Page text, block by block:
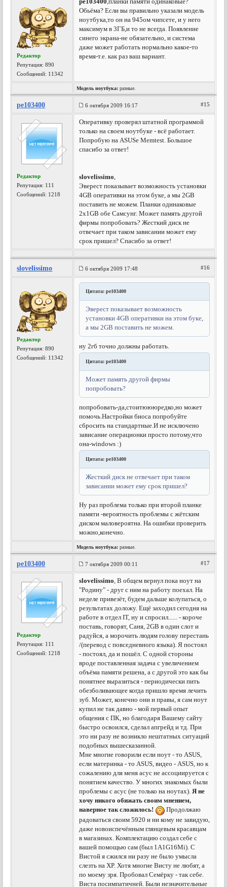
Редактор
Репутация:890
Сообщений: 11342
Обьёма? Если вы правильно указали модель
ноутбука,то он на 945ом чипсете, и у него
максимум в 3ГБ,и то не всегда. Появление
синего экрана-не обязательно, и система
даже может работать нормально какое-то
время-т.е. как раз ваш вариант.
Модель ноутбука: разные.
pe103400 6 октября 2009 16:17 #15
Редактор
Репутация: 111
Сообщений: 1218
Оперативку проверял штатной программой
только на своем ноутбуке - всё работает.
Попробую на ASUSe Memtest. Большое
спасибо за ответ!
slovelissimo,
Эверест показывает возможность установки
4GB оперативки на этом буке, а мы 2GB
поставить не можем. Планки одинаковые
2х1GB обе Самсунг. Может память другой
фирмы попробовать? Жесткий диск не
отвечает при таком зависании может ему
срок пришел? Спасибо за ответ!
slovelissimo 6 октября 2009 17:48 #16
Редактор
Репутация:890
Сообщений: 11342
Цитата: pe103400
Эверест показывает возможность
установки 4GB оперативки на этом буке,
а мы 2GB поставить не можем.
ну 2гб точно должны работать.
Цитата: pe103400
Может память другой фирмы
попробовать?
попробовать-да,стоитюююредко,но может
помочь.Настройки биоса попробуйте
сбросить на стандартные.И не исключено
зависание операционки просто потому,что
она-windows :)
Цитата: pe103400
Жесткий диск не отвечает при таком
зависании может ему срок пришел?
Ну раз проблема только при второй планке
памяти -вероятность проблемы с жётским
диском маловероятна. На ошибки проверить
можно,конечно.
Модель ноутбука: разные.
pe103400 7 октября 2009 00:11 #17
Редактор
Репутация: 111
Сообщений: 1218
slovelissimo, В общем вернул пока ноут на
"Родину" - друг с ним на работу поехал. На
неделе привезёт, будем дальше колупаться, о
результатах доложу. Ещё заходил сегодня на
работе в отдел IT, ну и спросил...... - короче
поставь, говорят, Саня, 2GB в один слот и
радуйся, а морочить людям голову перестань
/(перевод с повседневного языка). Я постоял
- постоял, да и пошёл. С одной стороны
вроде поставленная задача с увеличением
объёма памяти решена, а с другой это как бы
понятнее выразиться - периодически пить
обезболивающее когда пришло время лечить
зуб. Может, конечно они и правы, я сам ноут
купил не так давно - мой первый опыт
общения с ПК, но благодаря Вашему сайту
быстро освоился, сделал апгрейд и тд. При
это ни разу не возникло нештатных ситуаций
подобных вышесказанной.
Мне многие говорили если ноут - то ASUS,
если материнка - то ASUS, видео - ASUS, но к
сожалению для меня асус не ассоциируется с
понятием качество. У многих знакомых были
проблемы с асус (не только на ноутах).Я не
хочу никого обижать своим мнением,
наверное так сложилось!
Продолжаю
радоваться своим 5920 и ни кому не завидую,
даже новоиспечённым глянцевым красавцам
в магазинах. Комплектацию создал себе с
вашей помощью сам (был 1A1G16Mi). С
Вистой я сжился ни разу не было умысла
слезть на XP. Хотя многие Висту не любят, а
по моему зря. Пробовал Семёрку - так себе.
Виста посимпатичней. Были незначительные